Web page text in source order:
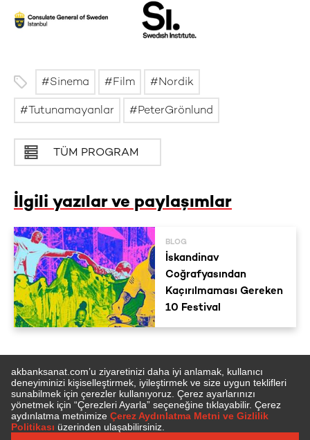
Sinema Film Nordik
Tutunamayanlar PeterGrönlund
TÜM PROGRAM
İlgili yazılar ve paylaşımlar
BLOG
İskandinav
Coğrafyasından
Kaçırılmaması Gereken
10 Festival